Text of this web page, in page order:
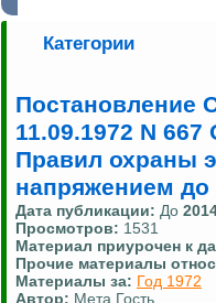
Категории
Постановление
11.09.1972 N
Правил охраны
напряжением до
Дата публикации: До
Просмотров: 1531
Материал приурочен к
Прочие материалы
Материалы за: Год 1972
Автор: Мета Гость